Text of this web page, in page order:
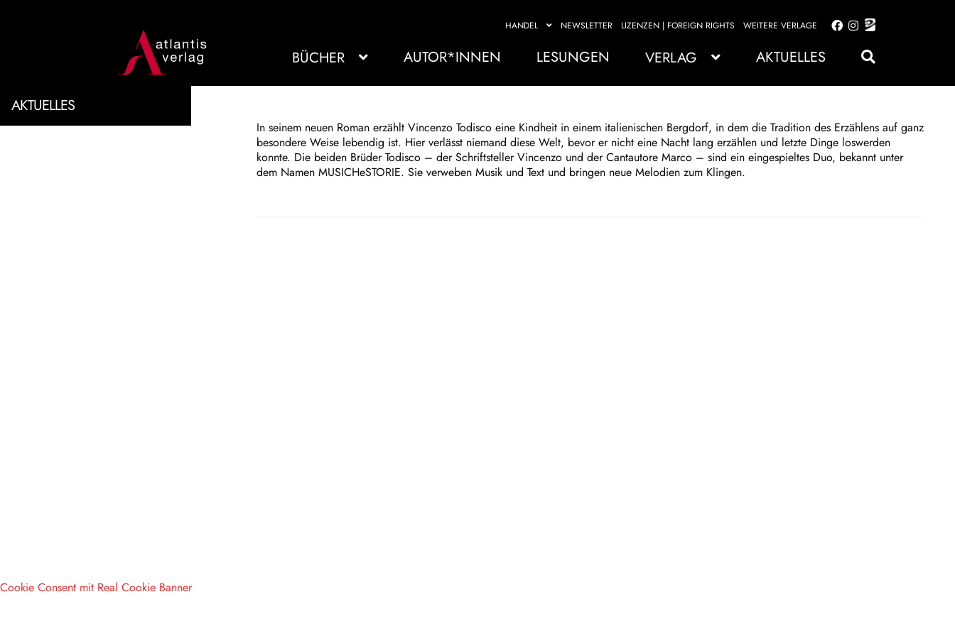
HANDEL NEWSLETTER LIZENZEN | FOREIGN RIGHTS WEITERE VERLAGE
Zur
springen
Zum
springen
BÜCHER AUTOR*INNEN LESUNGEN VERLAG AKTUELLES
AKTUELLES
In seinem neuen Roman erzählt Vincenzo Todisco eine Kindheit in einem italienischen Bergdorf, in dem die Tradition des Erzählens auf ganz
besondere Weise lebendig ist. Hier verlässt niemand diese Welt, bevor er nicht eine Nacht lang erzählen und letzte Dinge loswerden
konnte. Die beiden Brüder Todisco – der Schriftsteller Vincenzo und der Cantautore Marco – sind ein eingespieltes Duo, bekannt unter
dem Namen MUSICHeSTORIE. Sie verweben Musik und Text und bringen neue Melodien zum Klingen.
Cookie Consent mit Real Cookie Banner